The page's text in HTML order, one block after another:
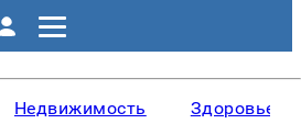
Недвижимость Здоровье